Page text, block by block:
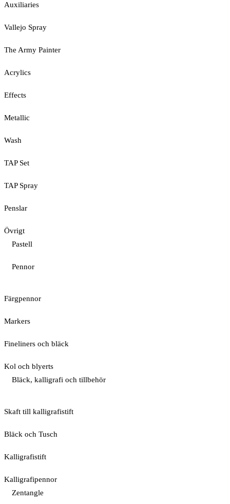
Auxiliaries
Vallejo Spray
The Army Painter
Acrylics
Effects
Metallic
Wash
TAP Set
TAP Spray
Penslar
Övrigt
Pastell
Pennor
Färgpennor
Markers
Fineliners och bläck
Kol och blyerts
Bläck, kalligrafi och tillbehör
Skaft till kalligrafistift
Bläck och Tusch
Kalligrafistift
Kalligrafipennor
Zentangle